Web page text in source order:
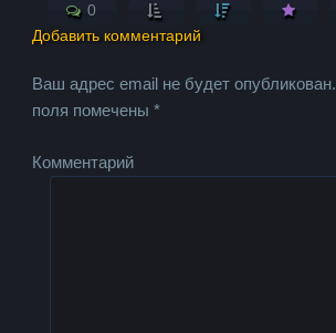
0
Добавить комментарий
Ваш адрес email не будет опубликован.
поля помечены*
Комментарий